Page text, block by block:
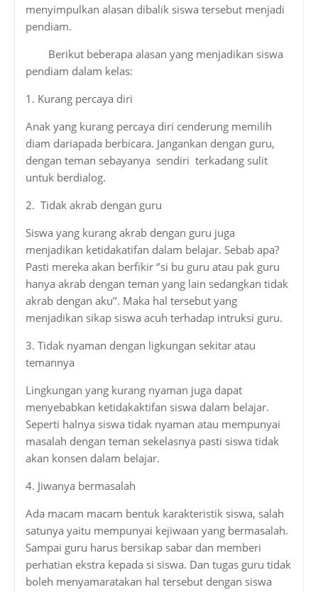
menyimpulkan alasan dibalik siswa tersebut menjadi
pendiam.
Berikut beberapa alasan yang menjadikan siswa
pendiam dalam kelas:
1. Kurang percaya diri
Anak yang kurang percaya diri cenderung memilih
diam dariapada berbicara. Jangankan dengan guru,
dengan teman sebayanya sendiri terkadang sulit
untuk berdialog.
2. Tidak akrab dengan guru
Siswa yang kurang akrab dengan guru juga
menjadikan ketidakatifan dalam belajar. Sebab apa?
Pasti mereka akan berfikir ‘’si bu guru atau pak guru
hanya akrab dengan teman yang lain sedangkan tidak
akrab dengan aku’’. Maka hal tersebut yang
menjadikan sikap siswa acuh terhadap intruksi guru.
3. Tidak nyaman dengan ligkungan sekitar atau
temannya
Lingkungan yang kurang nyaman juga dapat
menyebabkan ketidakaktifan siswa dalam belajar.
Seperti halnya siswa tidak nyaman atau mempunyai
masalah dengan teman sekelasnya pasti siswa tidak
akan konsen dalam belajar.
4. Jiwanya bermasalah
Ada macam macam bentuk karakteristik siswa, salah
satunya yaitu mempunyai kejiwaan yang bermasalah.
Sampai guru harus bersikap sabar dan memberi
perhatian ekstra kepada si siswa. Dan tugas guru tidak
boleh menyamaratakan hal tersebut dengan siswa